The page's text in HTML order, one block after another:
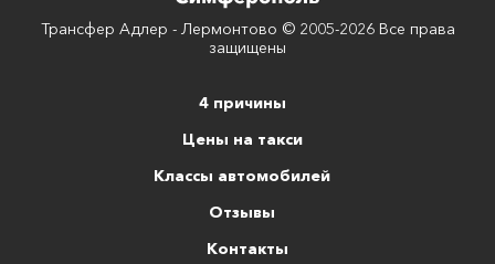
Трансфер Адлер - Лермонтово © 2005-2026 Все права
защищены
4 причины
Цены на такси
Классы автомобилей
Отзывы
Контакты